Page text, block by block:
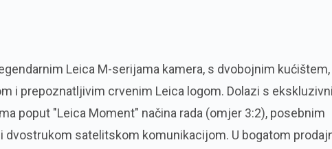
Leica M-serijama kamera, s dvobojnim kućištem,
i prepoznatljivim crvenim Leica logom. Dolazi s
poput "Leica Moment" načina rada (omjer 3:2), posebnim
dvostrukom satelitskom komunikacijom. U bogatom